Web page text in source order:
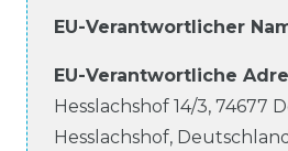
EU-Verantwortlicher
EU-Verantwortliche
Hesslachshof 14/3, 74677
Hesslachshof, Deutschland